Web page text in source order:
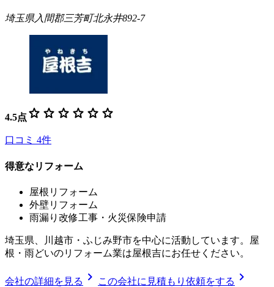
埼玉県入間郡三芳町北永井892-7
4.5点 star star star star star star
口コミ 4件
得意なリフォーム
屋根リフォーム
外壁リフォーム
雨漏り改修工事・火災保険申請
埼玉県、川越市・ふじみ野市を中心に活動しています。屋
根・雨どいのリフォーム業は屋根吉にお任せください。
会社の詳細を見る chevron_right この会社に見積もり依頼をする chevron_right